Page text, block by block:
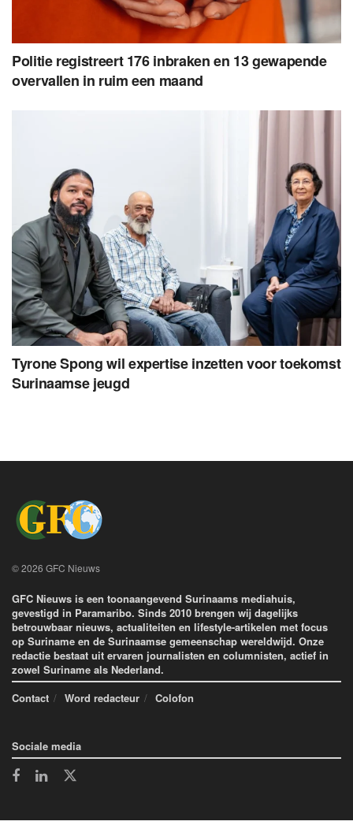
Politie registreert 176 inbraken en 13 gewapende
overvallen in ruim een maand
Tyrone Spong wil expertise inzetten voor toekomst
Surinaamse jeugd
© 2026 GFC Nieuws
GFC Nieuws is een toonaangevend Surinaams mediahuis,
gevestigd in Paramaribo. Sinds 2010 brengen wij dagelijks
betrouwbaar nieuws, actualiteiten en lifestyle-artikelen met focus
op Suriname en de Surinaamse gemeenschap wereldwijd. Onze
redactie bestaat uit ervaren journalisten en columnisten, actief in
zowel Suriname als Nederland.
Contact
Word redacteur Colofon
Sociale media